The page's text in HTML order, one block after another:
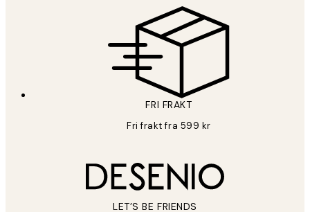
FRI FRAKT
Fri frakt fra 599 kr
LET’S BE FRIENDS